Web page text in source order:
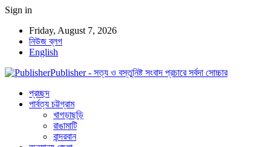
Sign in
Friday, August 7, 2026
নিউজ ব্লগ
English
Publisher - সত্য ও বস্তুনিষ্ট সংবাদ প্রচারে সর্বদা সোচ্চার
প্রচ্ছদ
পার্বত্য চট্টগ্রাম
খাগড়াছড়ি
রাঙামাটি
বান্দরবান